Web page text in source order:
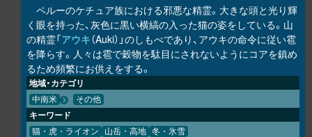
ペルーのケチュア族における邪悪な精霊。大きな頭と光り輝
く眼を持った、灰色に黒い横縞の入った猫の姿をしている。山
の精霊「アウキ（Auki）」のしもべであり、アウキの命令に従い雹
を降らす。人々は雹で穀物を駄目にされないようにコアを鎮め
るため頻繁にお供えをする。
地域・カテゴリ
中南米 その他
キーワード
猫・虎・ライオン 山岳・高地 冬・氷雪